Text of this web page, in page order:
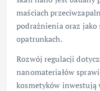
maściach
podrażnienia oraz
opatrunkach.
Rozwój regulacji
nanomateriałów
kosmetyków inwestują